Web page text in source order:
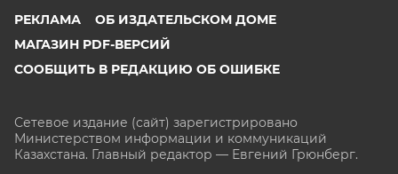
РЕКЛАМА
ОБ ИЗДАТЕЛЬСКОМ ДОМЕ
МАГАЗИН PDF-ВЕРСИЙ
СООБЩИТЬ В РЕДАКЦИЮ ОБ ОШИБКЕ
Сетевое издание (сайт) зарегистрировано
Министерством информации и коммуникаций
Казахстана. Главный редактор — Евгений Грюнберг.